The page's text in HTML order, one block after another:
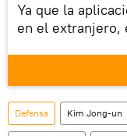
Ya que la
en el extranjero,
móvil (¡solo
También
social rusa VK .
Defensa Kim Jong-un